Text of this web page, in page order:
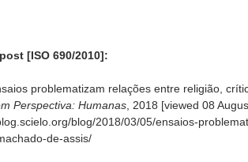
[ISO 690/2010]:
problematizam relações entre religião,
Perspectiva: Humanas , 2018 [viewed 08
blog/2018/03/05/ensaios-
de-assis/